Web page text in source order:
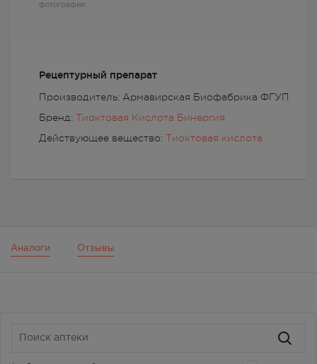
Рецептурный препарат
Производитель: Армавирская Биофабрика ФГУП
Бренд: Тиоктовая Кислота Бинергия
Действующее вещество: Тиоктовая кислота
фотографии
Аналоги Отзывы